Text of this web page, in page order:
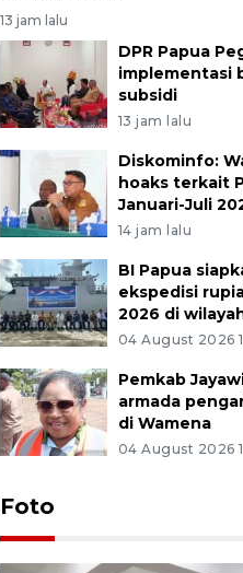
13 jam lalu
DPR Papua
implementasi
subsidi
13 jam lalu
Diskominfo:
hoaks terkait
Januari-Juli
14 jam lalu
BI Papua
ekspedisi
2026 di
04 August 2026
Pemkab
armada
di Wamena
04 August 2026
Foto